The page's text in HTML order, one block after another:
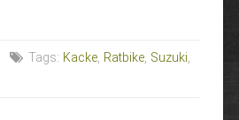
Tags: Kacke, Ratbike, Suzuki,